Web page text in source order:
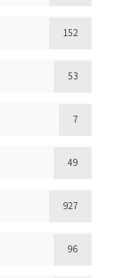
152
53
7
49
927
96